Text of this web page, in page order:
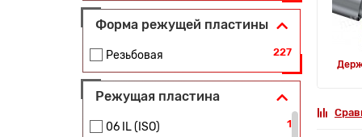
Форма режущей пластины
Резьбовая 227
Режущая пластина
06 IL (ISO) 1